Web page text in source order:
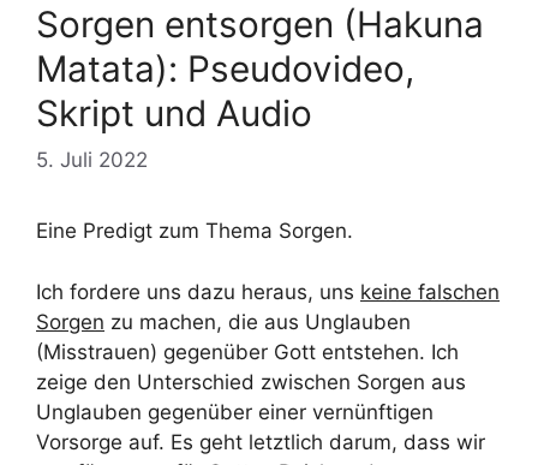
Sorgen entsorgen (Hakuna
Matata): Pseudovideo,
Skript und Audio
5. Juli 2022
Eine Predigt zum Thema Sorgen.
Ich fordere uns dazu heraus, uns keine falschen
Sorgen zu machen, die aus Unglauben
(Misstrauen) gegenüber Gott entstehen. Ich
zeige den Unterschied zwischen Sorgen aus
Unglauben gegenüber einer vernünftigen
Vorsorge auf. Es geht letztlich darum, dass wir